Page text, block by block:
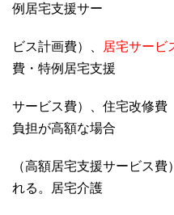
例居宅支援サー
ビス計画費）、 居宅サービ
費・特例居宅支援
サービス費）、住宅改修費
負担が高額な場合
（高額居宅支援サービス
れる。居宅介護